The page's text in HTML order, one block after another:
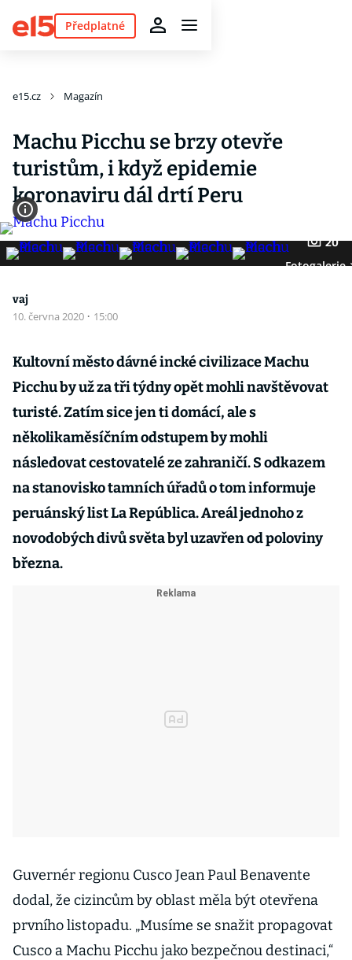
Předplatné
e15.cz Magazín
Machu Picchu se brzy otevře
turistům, i když epidemie
koronaviru dál drtí Peru
20
Fotogalerie
vaj
10. června 2020 · 15:00
Kultovní město dávné incké civilizace Machu
Picchu by už za tři týdny opět mohli navštěvovat
turisté. Zatím sice jen ti domácí, ale s
několikaměsíčním odstupem by mohli
následovat cestovatelé ze zahraničí. S odkazem
na stanovisko tamních úřadů o tom informuje
peruánský list La República. Areál jednoho z
novodobých divů světa byl uzavřen od poloviny
března.
Guvernér regionu Cusco Jean Paul Benavente
dodal, že cizincům by oblast měla být otevřena
prvního listopadu. „Musíme se snažit propagovat
Cusco a Machu Picchu jako bezpečnou destinaci,“